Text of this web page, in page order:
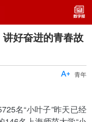
好奋进的青春故
青年

名“小叶子”昨天已经